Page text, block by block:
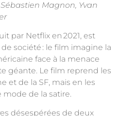
Sébastien Magnon, Yvan
par Netflix en2021, est
société : le film imagine la
face à la menace
géante. Le film reprend les
et de la SF, mais en les
de la satire.
désespérées de deux